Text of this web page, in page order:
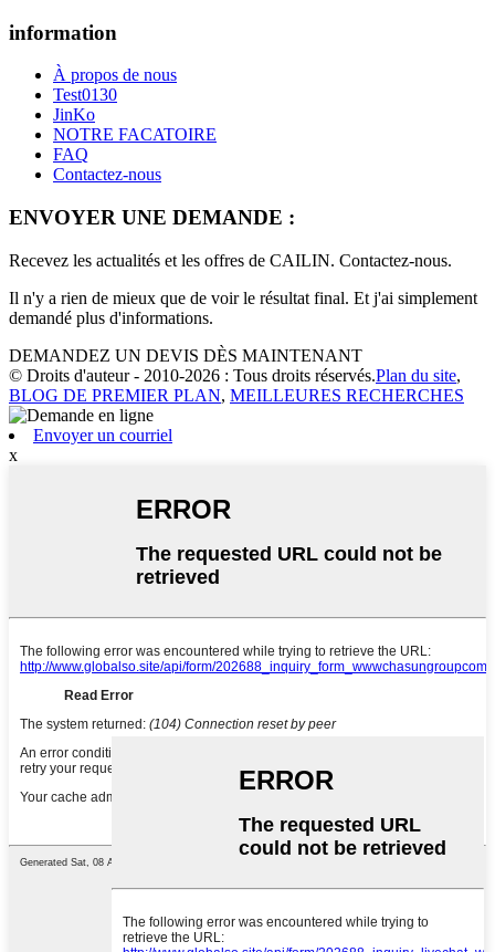
information
À propos de nous
Test0130
JinKo
NOTRE FACATOIRE
FAQ
Contactez-nous
ENVOYER UNE DEMANDE :
Recevez les actualités et les offres de CAILIN. Contactez-nous.
Il n'y a rien de mieux que de voir le résultat final. Et j'ai simplement
demandé plus d'informations.
DEMANDEZ UN DEVIS DÈS MAINTENANT
© Droits d'auteur - 2010-2026 : Tous droits réservés.Plan du site,
BLOG DE PREMIER PLAN, MEILLEURES RECHERCHES
Envoyer un courriel
x